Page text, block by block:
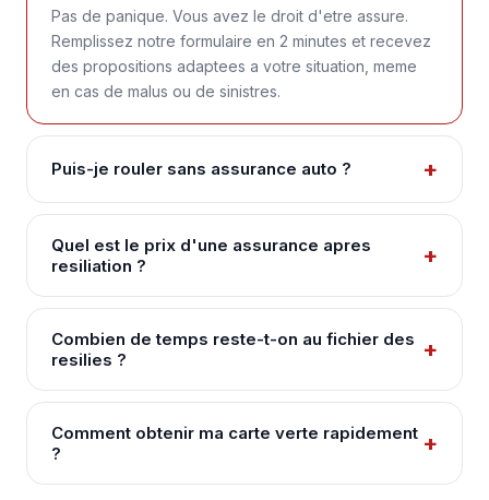
Pas de panique. Vous avez le droit d'etre assure.
Remplissez notre formulaire en 2 minutes et recevez
des propositions adaptees a votre situation, meme
en cas de malus ou de sinistres.
Puis-je rouler sans assurance auto ?
Quel est le prix d'une assurance apres
resiliation ?
Combien de temps reste-t-on au fichier des
resilies ?
Comment obtenir ma carte verte rapidement
?